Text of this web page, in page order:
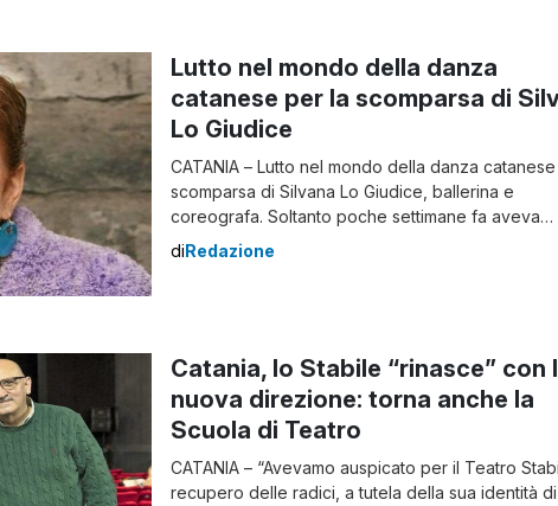
Lutto nel mondo della danza
catanese per la scomparsa di
Lo Giudice
CATANIA – Lutto nel mondo della danza
scomparsa di Silvana Lo Giudice, ballerina e
coreografa. Soltanto poche settimane fa aveva
ricevuto il Premio Domenico Danzuso. Figlia
diRedazione
Catania, lo Stabile “rinasce” con
nuova direzione: torna anche la
Scuola di Teatro
CATANIA – “Avevamo auspicato per il Teatro
recupero delle radici, a tutela della sua identità di